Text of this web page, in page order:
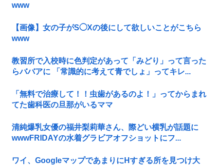
www
【画像】女の子がS◯Xの後にして欲しいことがこちら
www
教習所で入校時に色判定があって「みどり」って言った
らババアに 「常識的に考えて青でしょ」ってキレ...
「無料で治療して！！虫歯があるのよ！」ってからまれ
てた歯科医の旦那がいるママ
清純爆乳女優の福井梨莉華さん、際どい横乳が話題に
wwwFRIDAYの水着グラビアオフショットにフ...
ワイ、GoogleマップであまりにΗすぎる所を見つけ大